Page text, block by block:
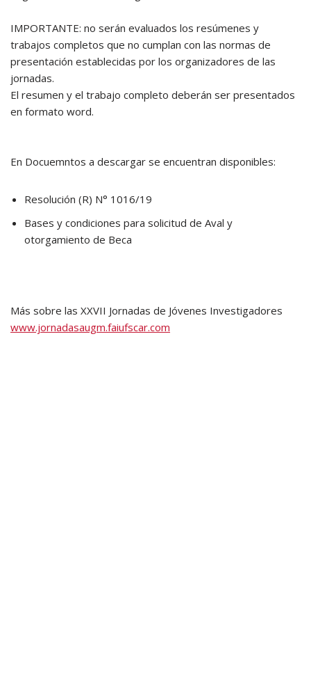
IMPORTANTE: no serán evaluados los resúmenes y
trabajos completos que no cumplan con las normas de
presentación establecidas por los organizadores de las
jornadas.
El resumen y el trabajo completo deberán ser presentados
en formato word.
En Docuemntos a descargar se encuentran disponibles:
Resolución (R) N° 1016/19
Bases y condiciones para solicitud de Aval y
otorgamiento de Beca
Más sobre las XXVII Jornadas de Jóvenes Investigadores
www.jornadasaugm.faiufscar.com